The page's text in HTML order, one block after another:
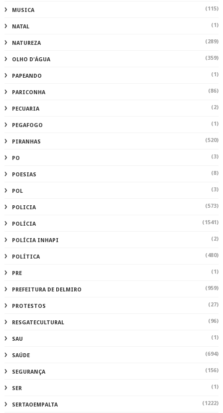
MUSICA (115)
NATAL (1)
NATUREZA (289)
OLHO D'ÁGUA (359)
PAPEANDO (1)
PARICONHA (86)
PECUARIA (2)
PEGAFOGO (1)
PIRANHAS (520)
PO (3)
POESIAS (8)
POL (3)
POLICIA (573)
POLÍCIA (1541)
POLÍCIA INHAPI (2)
POLÍTICA (480)
PRE (1)
PREFEITURA DE DELMIRO (959)
PROTESTOS (27)
RESGATECULTURAL (96)
SAU (1)
SAÚDE (694)
SEGURANÇA (156)
SER (1)
SERTAOEMPALTA (1222)